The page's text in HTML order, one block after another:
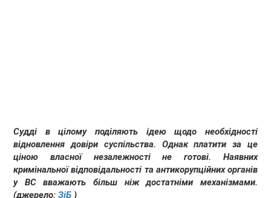
Судді в цілому поділяють ідею щодо необхідності
відновлення довіри суспільства. Однак платити за це
ціною власної незалежності не готові. Наявних
кримінальної відповідальності та антикорупційних органів
у ВС вважають більш ніж достатніми механізмами.
(джерело:ЗіБ )